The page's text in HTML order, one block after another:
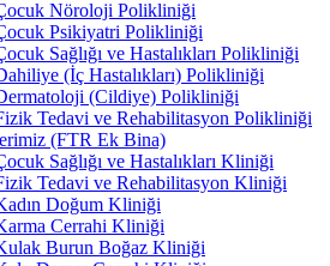
Nöroloji Polikliniği
Psikiyatri Polikliniği
Sağlığı ve Hastalıkları Polikliniği
(İç Hastalıkları) Polikliniği
(Cildiye) Polikliniği
Tedavi ve Rehabilitasyon Polikliniği
(FTR Ek Bina)
Sağlığı ve Hastalıkları Kliniği
Tedavi ve Rehabilitasyon Kliniği
Doğum Kliniği
Cerrahi Kliniği
Burun Boğaz Kliniği